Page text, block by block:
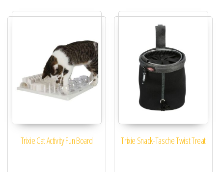
Trixie Cat Activity Fun Board Trixie Snack-Tasche Twist Treat